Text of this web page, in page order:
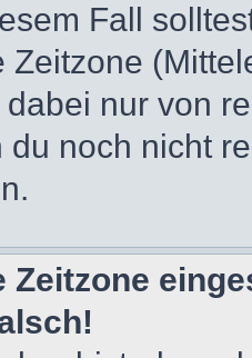
Fall
Zeitzone
nur von
du noch nicht
Zeitzone